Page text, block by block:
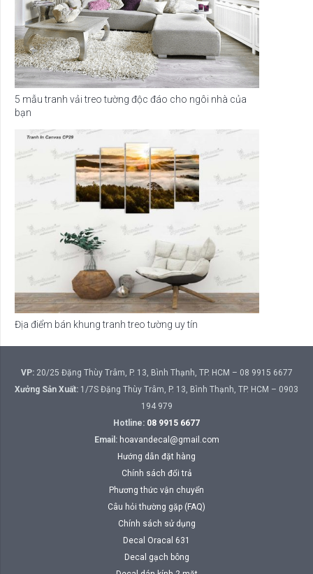
5 mẫu tranh vải treo tường độc đáo cho ngôi nhà của
bạn
Địa điểm bán khung tranh treo tường uy tín
VP:20/25 Đặng Thùy Trâm, P. 13, Bình Thạnh, TP. HCM – 08 9915 6677
Xưởng Sản Xuất: 1/7S Đặng Thùy Trâm, P. 13, Bình Thạnh, TP. HCM – 0903
194 979
Hotline: 08 9915 6677
Email: hoavandecal@gmail.com
Hướng dẫn đặt hàng
Chính sách đổi trả
Phương thức vận chuyển
Câu hỏi thường gặp (FAQ)
Chính sách sử dụng
Decal Oracal 631
Decal gạch bông